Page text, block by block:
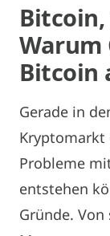
Bitcoin
Gerade in
Kryptomarkt
Probleme
entstehen
Gründe.